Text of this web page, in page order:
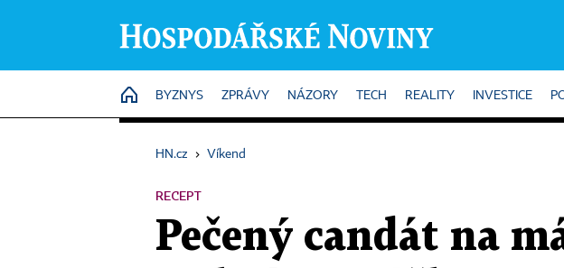
HOME
BYZNYS ZPRÁVY NÁZORY TECH REALITY INVESTICE
HN.cz › Víkend
RECEPT
Pečený candát na